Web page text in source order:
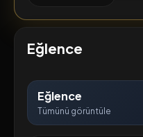
Eğlence
Eğlence
Tümünü görüntüle